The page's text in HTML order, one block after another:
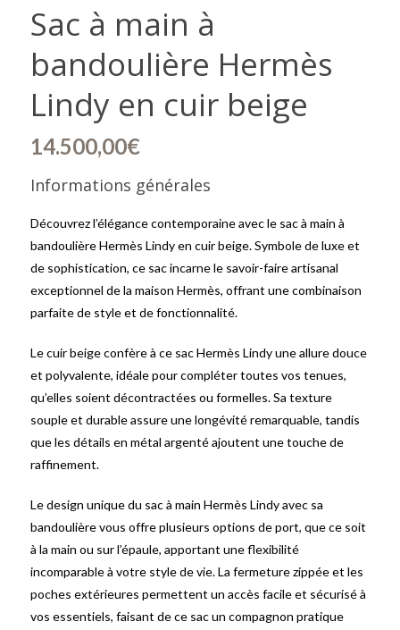
Sac à main à
bandoulière Hermès
Lindy en cuir beige
14.500,00€
Informations générales
Découvrez l’élégance contemporaine avec le sac à main à
bandoulière Hermès Lindy en cuir beige. Symbole de luxe et
de sophistication, ce sac incarne le savoir-faire artisanal
exceptionnel de la maison Hermès, offrant une combinaison
parfaite de style et de fonctionnalité.
Le cuir beige confère à ce sac Hermès Lindy une allure douce
et polyvalente, idéale pour compléter toutes vos tenues,
qu’elles soient décontractées ou formelles. Sa texture
souple et durable assure une longévité remarquable, tandis
que les détails en métal argenté ajoutent une touche de
raffinement.
Le design unique du sac à main Hermès Lindy avec sa
bandoulière vous offre plusieurs options de port, que ce soit
à la main ou sur l’épaule, apportant une flexibilité
incomparable à votre style de vie. La fermeture zippée et les
poches extérieures permettent un accès facile et sécurisé à
vos essentiels, faisant de ce sac un compagnon pratique